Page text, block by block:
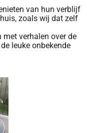
van hun verblijf
zoals wij dat zelf
met verhalen over de
leuke onbekende